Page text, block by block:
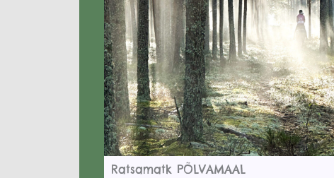
Ratsamatk PÕLVAMAAL